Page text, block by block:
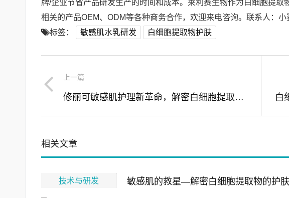
牌/企业节省产品研发生产的时间和成本。莱利赛生物作为白细胞提
相关的产品OEM、ODM等各种商务合作，欢迎来电咨询。联系人：
标签：
敏感肌水乳研发 白细胞提取物护肤
上一篇
修丽可敏感肌护理新革命，解密白细胞提取物的修护力量
相关文章
技术与研发 敏感肌的救星—解密白细胞提取物的护